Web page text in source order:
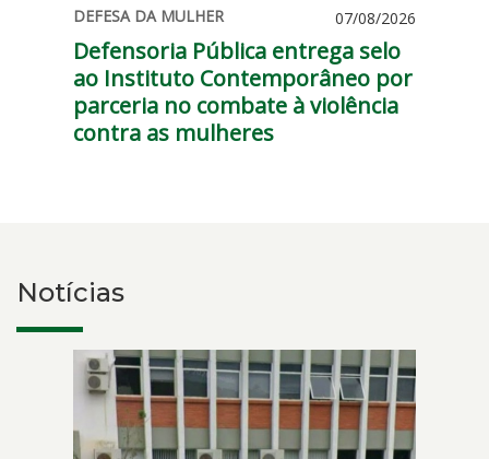
Defensoria
Pública
entrega
selo
ao
Instituto
combate
à
violência
contra
as
mulheres
DEFESA DA MULHER
07/08/2026
- 16h06min
Defensoria Pública entrega selo
ao Instituto Contemporâneo por
parceria no combate à violência
contra as mulheres
Notícias